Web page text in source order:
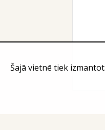
Šajā vietnē tiek